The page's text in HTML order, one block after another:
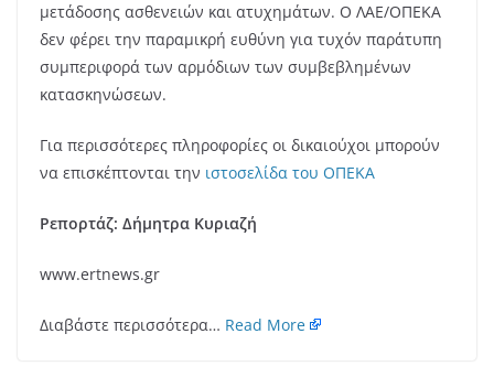
μετάδοσης ασθενειών και ατυχημάτων. Ο ΛΑΕ/ΟΠΕΚΑ
δεν φέρει την παραμικρή ευθύνη για τυχόν παράτυπη
συμπεριφορά των αρμόδιων των συμβεβλημένων
κατασκηνώσεων.
Για περισσότερες πληροφορίες οι δικαιούχοι μπορούν
να επισκέπτονται την ιστοσελίδα του ΟΠΕΚΑ
Ρεπορτάζ: Δήμητρα Κυριαζή
www.ertnews.gr
Διαβάστε περισσότερα… Read More